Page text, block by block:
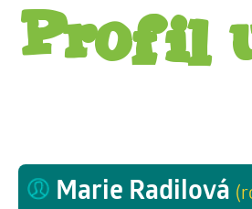
Profil
Marie Radilová